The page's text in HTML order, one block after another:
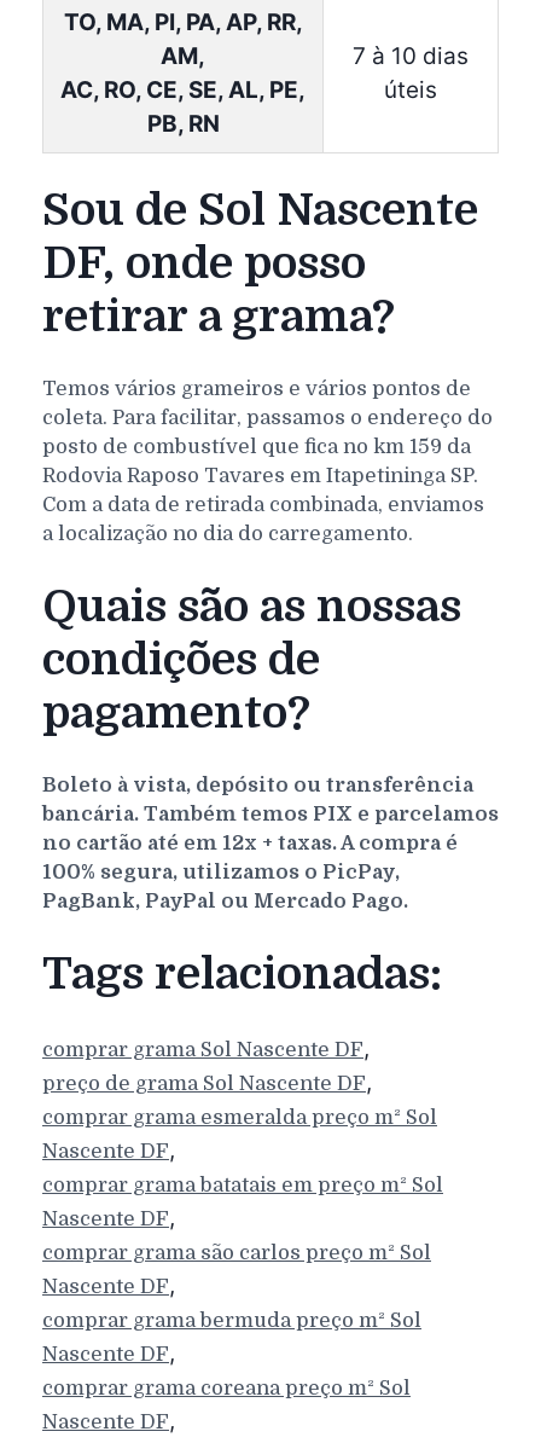
TO, MA, PI, PA, AP, RR,
AM,
AC, RO, CE, SE, AL, PE,
PB, RN
7 à 10 dias
úteis
Sou de Sol Nascente
DF, onde posso
retirar a grama?
Temos vários grameiros e vários pontos de
coleta. Para facilitar, passamos o endereço do
posto de combustível que fica no km 159 da
Rodovia Raposo Tavares em Itapetininga SP.
Com a data de retirada combinada, enviamos
a localização no dia do carregamento.
Quais são as nossas
condições de
pagamento?
Boleto à vista, depósito ou transferência
bancária. Também temos PIX e parcelamos
no cartão até em 12x + taxas. A compra é
100% segura, utilizamos o PicPay,
PagBank, PayPal ou Mercado Pago.
Tags relacionadas:
comprar grama Sol Nascente DF,
preço de grama Sol Nascente DF,
comprar grama esmeralda preço m² Sol
Nascente DF,
comprar grama batatais em preço m² Sol
Nascente DF,
comprar grama são carlos preço m² Sol
Nascente DF,
comprar grama bermuda preço m² Sol
Nascente DF,
comprar grama coreana preço m² Sol
Nascente DF,